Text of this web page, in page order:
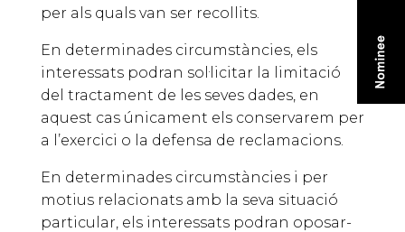
per als quals van ser recollits.
En determinades circumstàncies, els
interessats podran sol·licitar la limitació
del tractament de les seves dades, en
aquest cas únicament els conservarem per
a l’exercici o la defensa de reclamacions.
En determinades circumstàncies i per
motius relacionats amb la seva situació
particular, els interessats podran oposar-